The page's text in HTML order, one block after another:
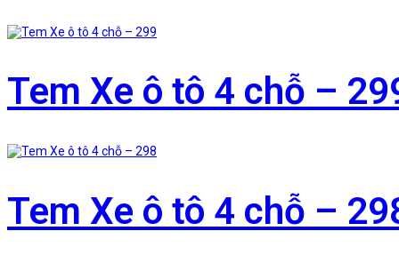
Tem Xe ô tô 4 chỗ –
Tem Xe ô tô 4 chỗ –